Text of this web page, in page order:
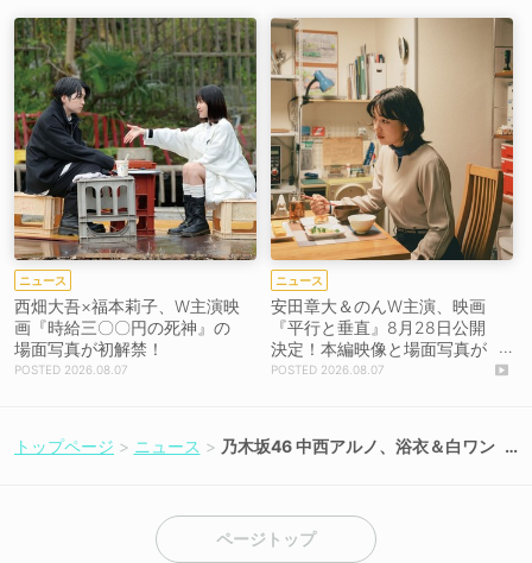
ニュース
西畑大吾×福本莉子、W主演映
画『時給三〇〇円の死神』の
場面写真が初解禁！
2026.08.07
ニュース
安田章大＆のんW主演、映画
『平行と垂直』8月28日公開
決定！本編映像と場面写真が
初解禁！2026.08.07
トップページ ニュース
乃木坂46 中西アルノ、浴衣＆白ワン
ページトップ